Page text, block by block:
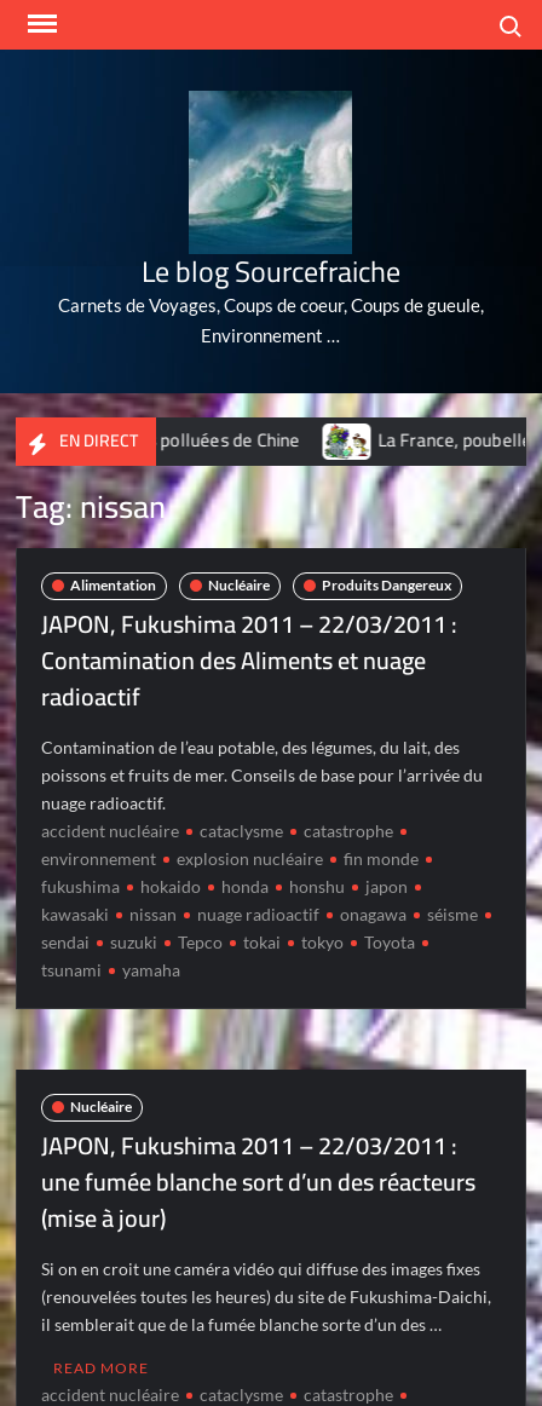
Skip
Le blog Sourcefraiche
Carnets de Voyages, Coups de coeur, Coups de gueule,
Environnement …
EN DIRECT
villes les plus polluées de Chine La France, poubelle du
Tag:nissan
Alimentation Nucléaire Produits Dangereux
JAPON, Fukushima 2011 – 22/03/2011 :
Contamination des Aliments et nuage
radioactif
Contamination de l’eau potable, des légumes, du lait, des
poissons et fruits de mer. Conseils de base pour l’arrivée du
nuage radioactif.
accident nucléaire
cataclysme
catastrophe
environnement
explosion nucléaire
fin monde
fukushima
hokaido honda honshu
japon
kawasaki
nissan nuage radioactif onagawa
séisme
sendai
suzuki Tepco tokai tokyo
Toyota
tsunami
yamaha
Nucléaire
JAPON, Fukushima 2011 – 22/03/2011 :
une fumée blanche sort d’un des réacteurs
(mise à jour)
Si on en croit une caméra vidéo qui diffuse des images fixes
(renouvelées toutes les heures) du site de Fukushima-Daichi,
il semblerait que de la fumée blanche sorte d’un des …
READ MORE
accident nucléaire cataclysme
catastrophe